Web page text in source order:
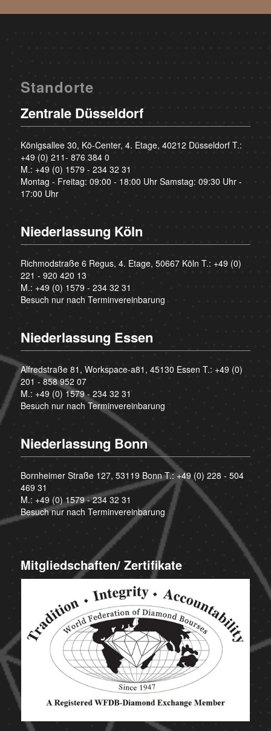
Standorte
Zentrale Düsseldorf
Königsallee 30, Kö-Center, 4. Etage, 40212 Düsseldorf T.:
+49 (0) 211- 876 384 0
M.: +49 (0) 1579 - 234 32 31
Montag - Freitag: 09:00 - 18:00 Uhr Samstag: 09:30 Uhr -
17:00 Uhr
Niederlassung Köln
Richmodstraße 6 Regus, 4. Etage, 50667 Köln T.: +49 (0)
221 - 920 420 13
M.: +49 (0) 1579 - 234 32 31
Besuch nur nach Terminvereinbarung
Niederlassung Essen
Alfredstraße 81, Workspace-a81, 45130 Essen T.: +49 (0)
201 - 858 952 07
M.: +49 (0) 1579 - 234 32 31
Besuch nur nach Terminvereinbarung
Niederlassung Bonn
Bornheimer Straße 127, 53119 Bonn T.:+49 (0) 228 - 504
469 31
M.: +49 (0) 1579 - 234 32 31
Besuch nur nach Terminvereinbarung
Mitgliedschaften/ Zertifikate